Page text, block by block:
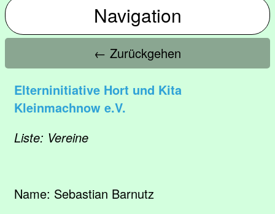
Navigation
← Zurückgehen
Elterninitiative Hort und Kita
Kleinmachnow e.V.
Liste: Vereine
Name: Sebastian Barnutz